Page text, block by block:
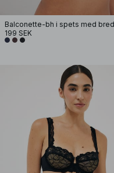
199 SEK